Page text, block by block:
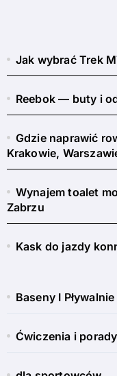
Jak wybrać Trek
Reebok — buty i
Gdzie naprawić
Krakowie,
Wynajem toalet
Zabrzu
Kask do jazdy
Baseny I Pływalnie
Ćwiczenia i